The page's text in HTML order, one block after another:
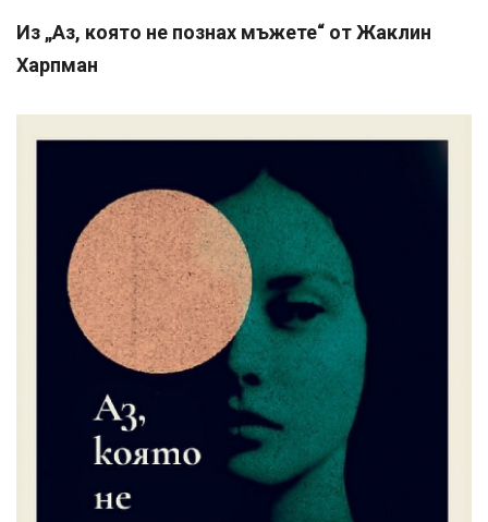
Из „Аз, която не познах мъжете“ от Жаклин
Харпман